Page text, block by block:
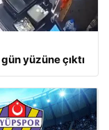
yüzüne çıktı